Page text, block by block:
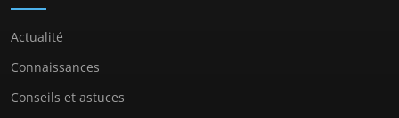
Actualité
Connaissances
Conseils et astuces